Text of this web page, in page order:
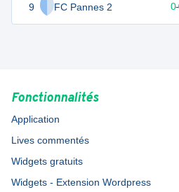
9 FC Pannes 2 0-
Fonctionnalités
Application
Lives commentés
Widgets gratuits
Widgets - Extension Wordpress